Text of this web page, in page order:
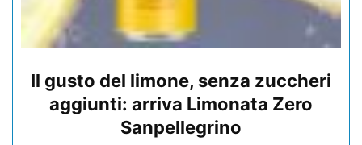
Il gusto del limone, senza zuccheri
aggiunti: arriva Limonata Zero
Sanpellegrino